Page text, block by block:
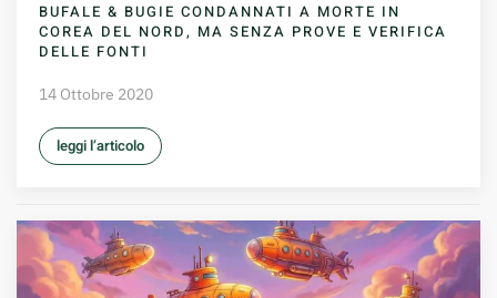
BUFALE & BUGIE CONDANNATI A MORTE IN
COREA DEL NORD, MA SENZA PROVE E VERIFICA
DELLE FONTI
14 Ottobre 2020
leggi l’articolo